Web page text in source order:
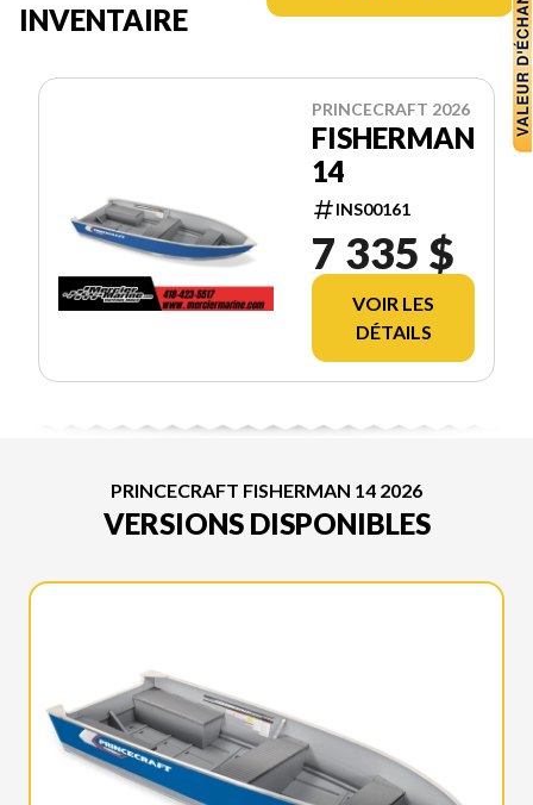
INVENTAIRE
PRINCECRAFT 2026
FISHERMAN
14
INS00161
7 335 $
VOIR LES
DÉTAILS
PRINCECRAFT FISHERMAN 14 2026
VERSIONS DISPONIBLES